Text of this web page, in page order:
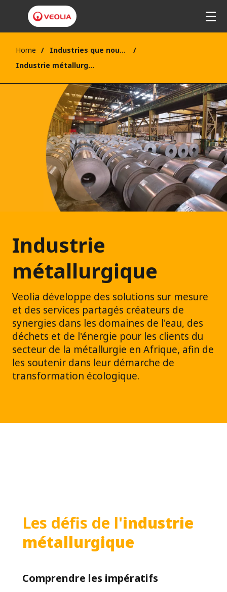
Home
Industries que nous soutenons
Industrie métallurgique
Industrie
métallurgique
Veolia développe des solutions sur mesure
et des services partagés créateurs de
synergies dans les domaines de l'eau, des
déchets et de l'énergie pour les clients du
secteur de la métallurgie en Afrique, afin de
les soutenir dans leur démarche de
transformation écologique.
Les défis de l'industrie
métallurgique
Comprendre les impératifs